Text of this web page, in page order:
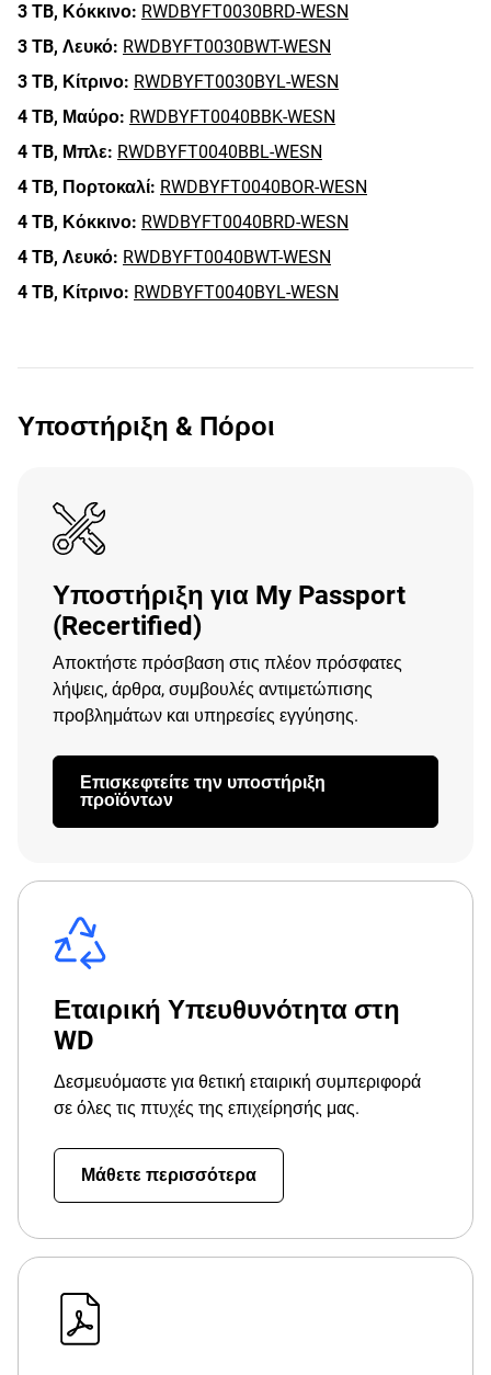
3 TB, Κόκκινο: RWDBYFT0030BRD-WESN
3 TB, Λευκό: RWDBYFT0030BWT-WESN
3 TB, Κίτρινο: RWDBYFT0030BYL-WESN
4 TB, Μαύρο: RWDBYFT0040BBK-WESN
4 TB, Μπλε: RWDBYFT0040BBL-WESN
4 TB, Πορτοκαλί: RWDBYFT0040BOR-WESN
4 TB, Κόκκινο: RWDBYFT0040BRD-WESN
4 TB, Λευκό: RWDBYFT0040BWT-WESN
4 TB, Κίτρινο: RWDBYFT0040BYL-WESN
Υποστήριξη & Πόροι
Υποστήριξη για My Passport
(Recertified)
Αποκτήστε πρόσβαση στις πλέον πρόσφατες
λήψεις, άρθρα, συμβουλές αντιμετώπισης
προβλημάτων και υπηρεσίες εγγύησης.
Επισκεφτείτε την υποστήριξη
προϊόντων
Εταιρική Υπευθυνότητα στη
WD
Δεσμευόμαστε για θετική εταιρική συμπεριφορά
σε όλες τις πτυχές της επιχείρησής μας.
Μάθετε περισσότερα